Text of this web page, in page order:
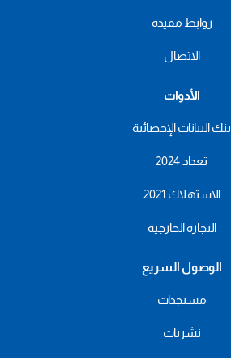
روابط مفيدة
الاتصال
الأدوات
بنك البيانات الإحصائية
تعداد 2024
الاستهلاك 2021
التجارة الخارجية
الوصول السريع
مستجدات
نشريات